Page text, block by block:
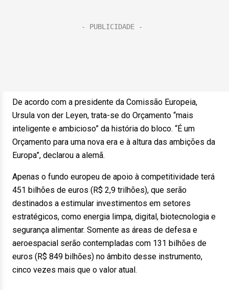
De acordo com a presidente da Comissão Europeia,
Ursula von der Leyen, trata-se do Orçamento “mais
inteligente e ambicioso” da história do bloco. “É um
Orçamento para uma nova era e à altura das ambições da
Europa”, declarou a alemã.
Apenas o fundo europeu de apoio à competitividade terá
451 bilhões de euros (R$ 2,9 trilhões), que serão
destinados a estimular investimentos em setores
estratégicos, como energia limpa, digital, biotecnologia e
segurança alimentar. Somente as áreas de defesa e
aeroespacial serão contempladas com 131 bilhões de
euros (R$ 849 bilhões) no âmbito desse instrumento,
cinco vezes mais que o valor atual.